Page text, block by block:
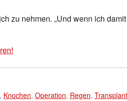
zu nehmen. „Und wenn ich
, Knochen, Operation, Regen,